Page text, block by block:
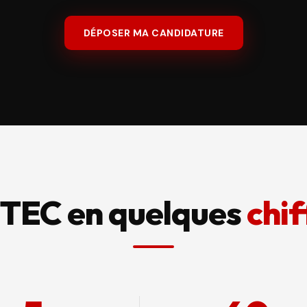
DÉPOSER MA CANDIDATURE
en quelques